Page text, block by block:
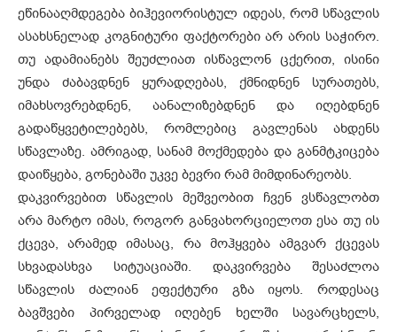
ეწინააღმდეგება ბიჰევიორისტულ იდეას, რომ სწავლის
ასახსნელად კოგნიტური ფაქტორები არ არის საჭირო.
თუ ადამიანებს შეუძლიათ ისწავლონ ცქერით, ისინი
უნდა ძაბავდნენ ყურადღებას, ქმნიდნენ სურათებს,
იმახსოვრებდნენ, აანალიზებდნენ და იღებდნენ
გადაწყვეტილებებს, რომლებიც გავლენას ახდენს
სწავლაზე. ამრიგად, სანამ მოქმედება და განმტკიცება
დაიწყება, გონებაში უკვე ბევრი რამ მიმდინარეობს.
დაკვირვებით სწავლის მეშვეობით ჩვენ ვსწავლობთ
არა მარტო იმას, როგორ განვახორციელოთ ესა თუ ის
ქცევა, არამედ იმასაც, რა მოჰყვება ამგვარ ქცევას
სხვადასხვა სიტუაციაში. დაკვირვება შესაძლოა
სწავლის ძალიან ეფექტური გზა იყოს. როდესაც
ბავშვები პირველად იღებენ ხელში სავარცხელს,